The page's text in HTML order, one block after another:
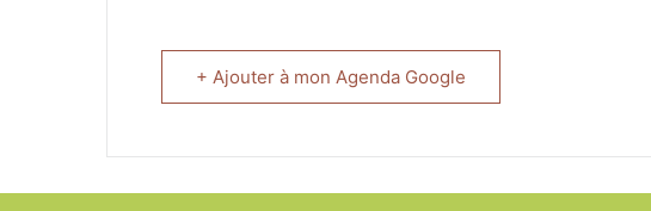
+ Ajouter à mon Agenda Google